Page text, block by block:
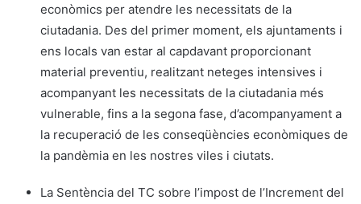
econòmics per atendre les necessitats de la
ciutadania. Des del primer moment, els ajuntaments i
ens locals van estar al capdavant proporcionant
material preventiu, realitzant neteges intensives i
acompanyant les necessitats de la ciutadania més
vulnerable, fins a la segona fase, d’acompanyament a
la recuperació de les conseqüències econòmiques de
la pandèmia en les nostres viles i ciutats.
La Sentència del TC sobre l’impost de l’Increment del